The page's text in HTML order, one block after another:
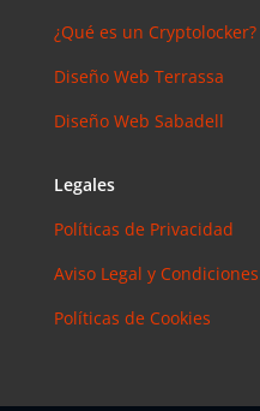
¿Qué es un Cryptolocker?
Diseño Web Terrassa
Diseño Web Sabadell
Legales
Políticas de Privacidad
Aviso Legal y
Políticas de Cookies